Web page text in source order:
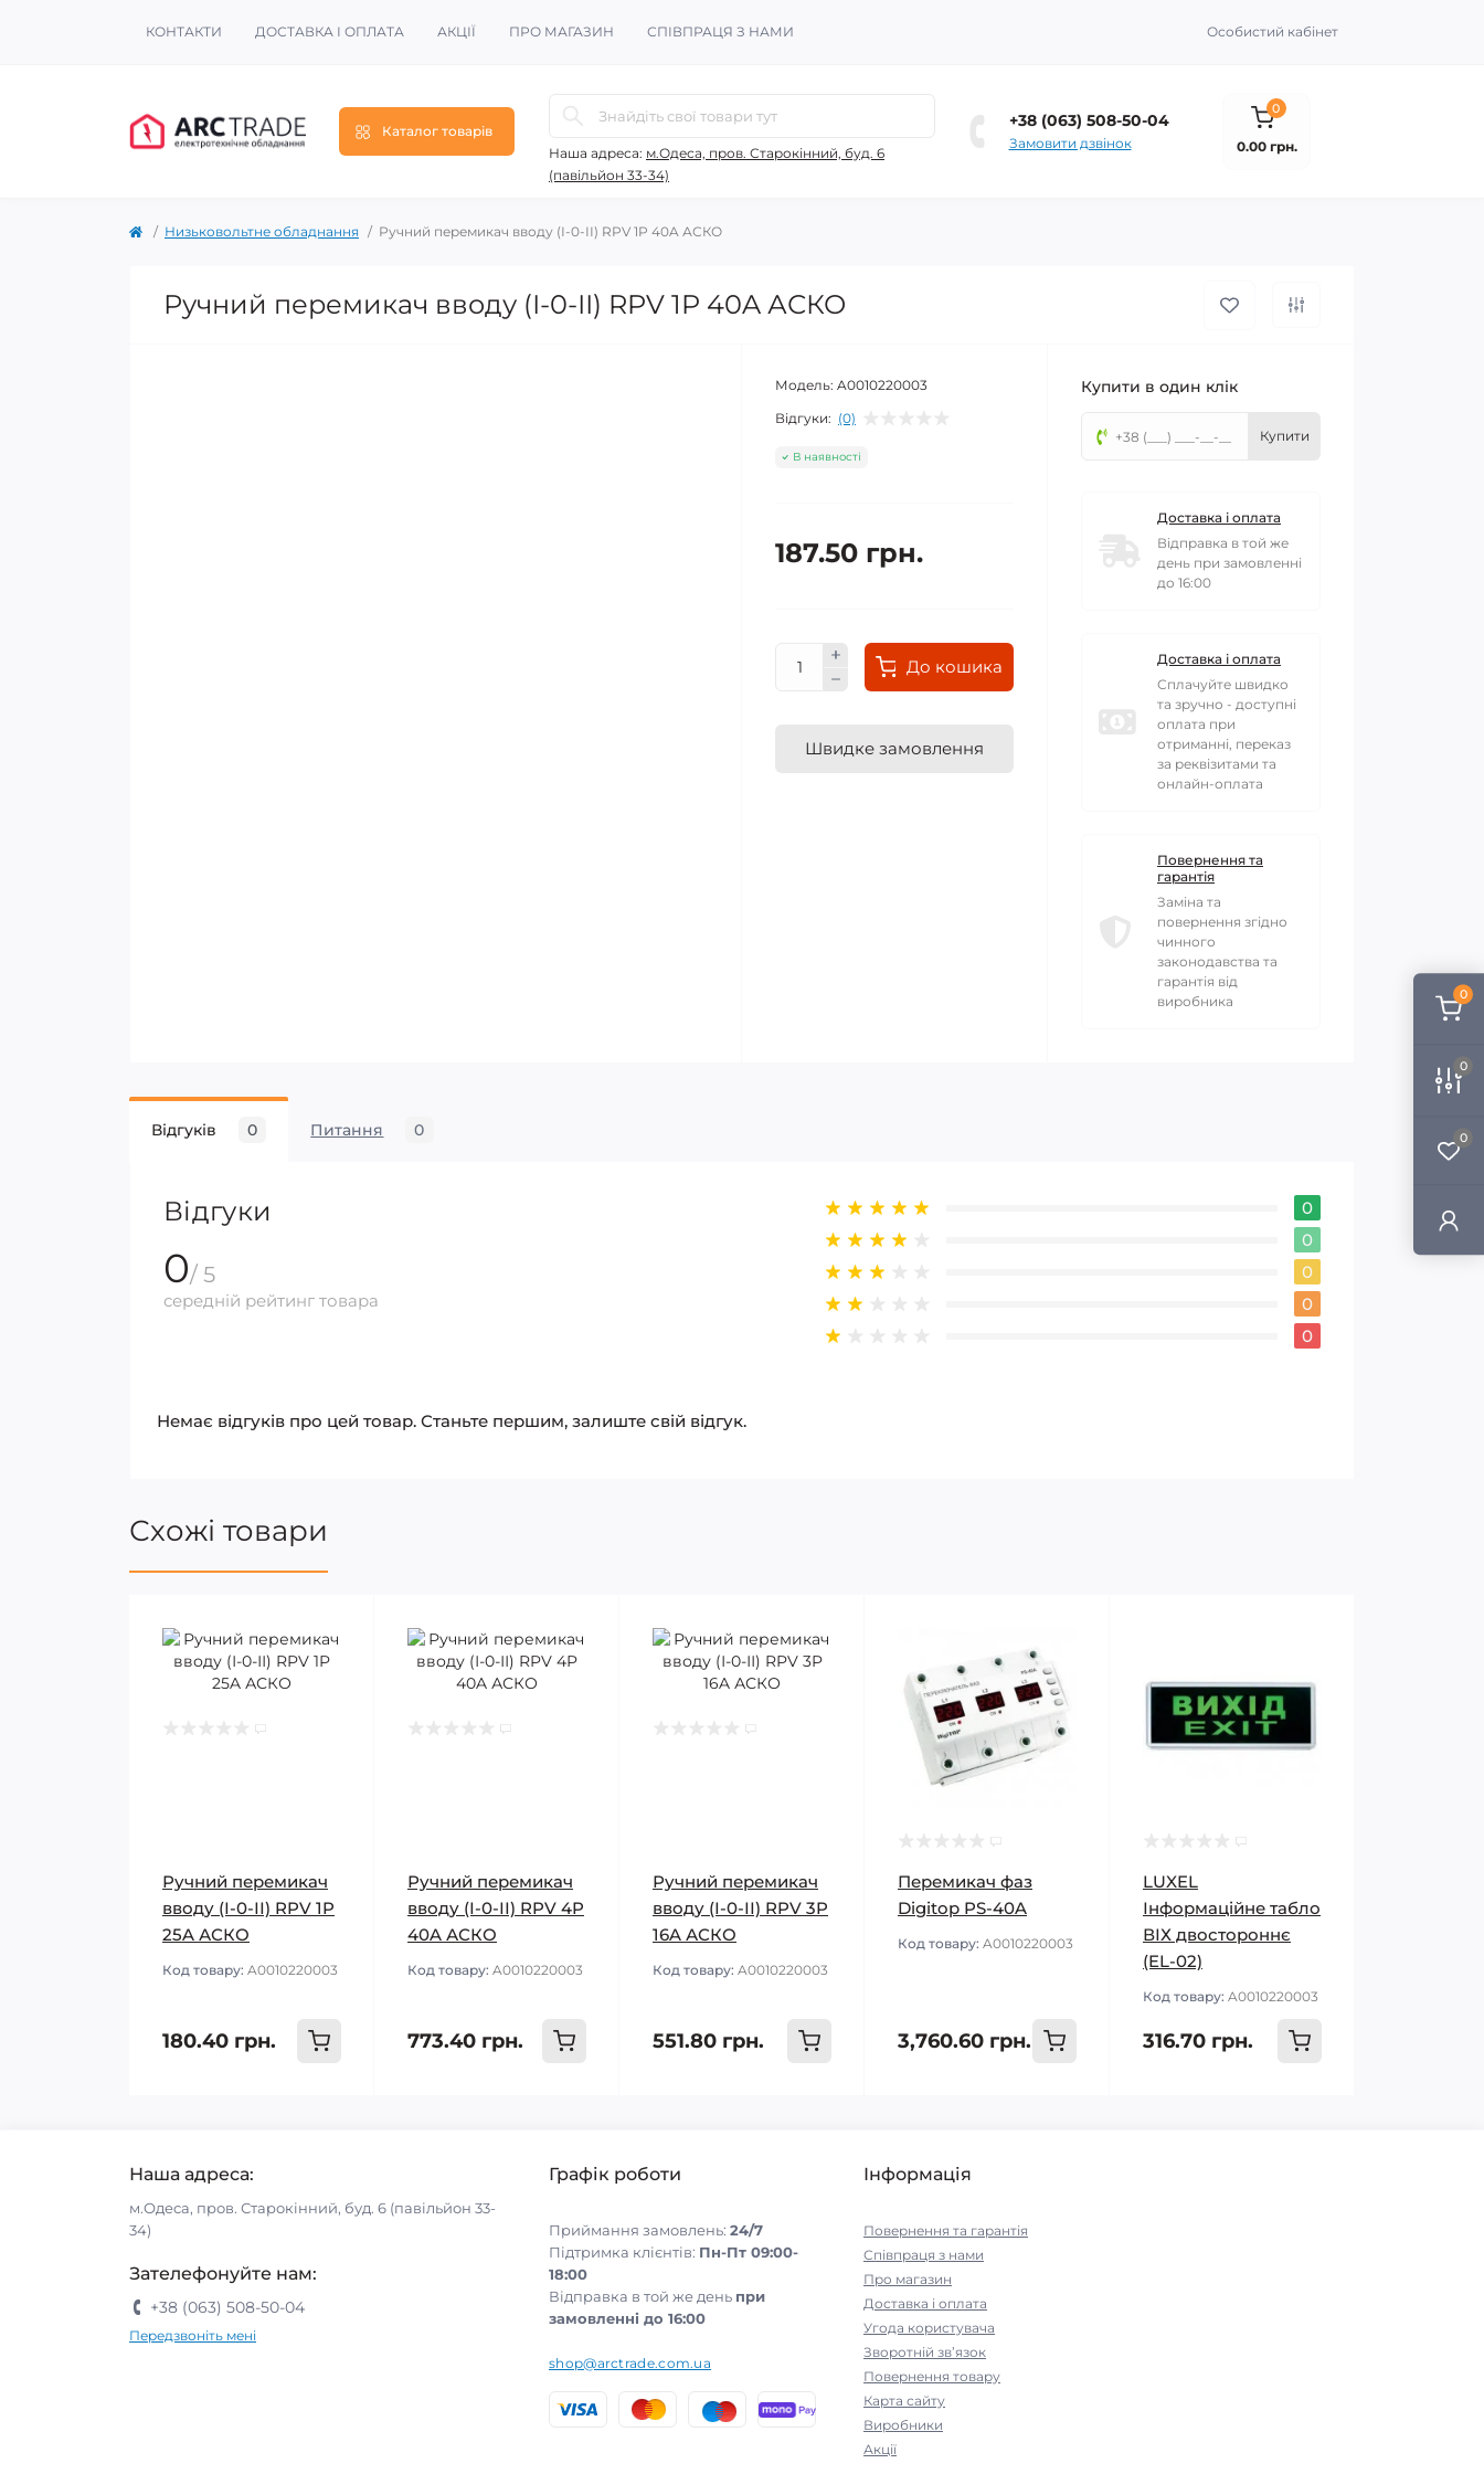
0
0
0
КОНТАКТИ ДОСТАВКА І ОПЛАТА АКЦІЇ ПРО МАГАЗИН СПІВПРАЦЯ З НАМИ Особистий кабінет
Каталог товарів
Наша адреса: м.Одеса, пров. Старокінний, буд. 6
(павільйон 33-34)
+38 (063) 508-50-04
Замовити дзвінок
0
0.00 грн.
Низьковольтне обладнання Ручний перемикач вводу (І-0-ІІ) RPV 1P 40A АСКО
Ручний перемикач вводу (І-0-ІІ) RPV 1P 40A АСКО
Модель: A0010220003
Відгуки: (0)
В наявності
187.50 грн.
До кошика
Швидке замовлення
Купити в один клік
Купити
Доставка і оплата
Відправка в той же
день при замовленні
до 16:00
Доставка і оплата
Сплачуйте швидко
та зручно - доступні
оплата при
отриманні, переказ
за реквізитами та
онлайн-оплата
Повернення та
гарантія
Заміна та
повернення згідно
чинного
законодавства та
гарантія від
виробника
Відгуків 0 Питання 0
Відгуки
0/ 5
середній рейтинг товара
0
0
0
0
0
Немає відгуків про цей товар. Станьте першим, залиште свій відгук.
Схожі товари
Ручний перемикач
вводу (І-0-ІІ) RPV 1P
25A АСКО
Код товару: A0010220003
180.40 грн.
Ручний перемикач
вводу (І-0-ІІ) RPV 4P
40A АСКО
Код товару: A0010220003
773.40 грн.
Ручний перемикач
вводу (І-0-ІІ) RPV 3P
16A АСКО
Код товару: A0010220003
551.80 грн.
Перемикач фаз
Digitop PS-40A
Код товару: A0010220003
3,760.60 грн.
LUXEL
Інформаційне табло
ВІХ двостороннє
(EL-02)
Код товару: A0010220003
316.70 грн.
Наша адреса:
м.Одеса, пров. Старокінний, буд. 6 (павільйон 33-
34)
Зателефонуйте нам:
+38 (063) 508-50-04
Передзвоніть мені
Графік роботи
Приймання замовлень: 24/7
Підтримка клієнтів: Пн-Пт 09:00-
18:00
Відправка в той же день при
замовленні до 16:00
shop@arctrade.com.ua
Інформація
Повернення та гарантія
Співпраця з нами
Про магазин
Доставка і оплата
Угода користувача
Зворотній зв’язок
Повернення товару
Карта сайту
Виробники
Акції